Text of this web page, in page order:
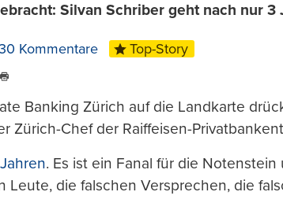
Silvan Schriber geht nach nur
Kommentare Top-Story
druckenBanking Zürich auf die Landkarte
Zürich-Chef der Raiffeisen-
. Es ist ein Fanal für die Notenstein
Leute, die falschen Versprechen, die